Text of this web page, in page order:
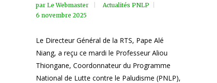
par Le Webmaster
Actualités PNLP
6 novembre 2025
Le Directeur Général de la RTS, Pape Alé
Niang, a reçu ce mardi le Professeur Aliou
Thiongane, Coordonnateur du Programme
National de Lutte contre le Paludisme (PNLP),